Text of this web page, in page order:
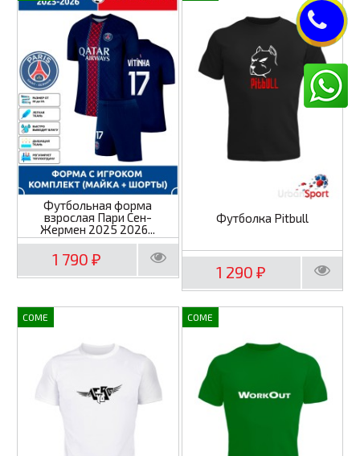
Футбольная форма
взрослая Пари Сен-
Жермен 2025 2026...
1 790₽
Футболка Pitbull
1 290₽
COME COME